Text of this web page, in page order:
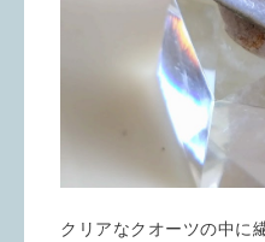
クリアなクオーツの中に